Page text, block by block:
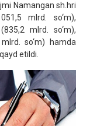
Namangan sh.hri
mlrd. so‘m),
mlrd. so‘m),
so‘m) hamda
etildi.